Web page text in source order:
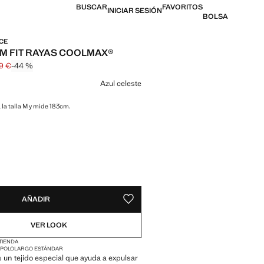
BUSCARINICIAR SESIÓNFAVORITOS
BOLSA
FIT RAYAS COOLMAX®
[35,99 € ]
€ ]
€-44 %
color
Azul celeste
talla M y mide 183cm.
AÑADIR GUARDAR COMO FAVORITO
VER LOOK
LARGO ESTÁNDAR
un tejido especial que ayuda a expulsar